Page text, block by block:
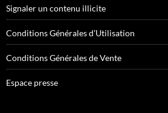
Signaler un contenu illicite
Conditions Générales d’Utilisation
Conditions Générales de Vente
Espace presse